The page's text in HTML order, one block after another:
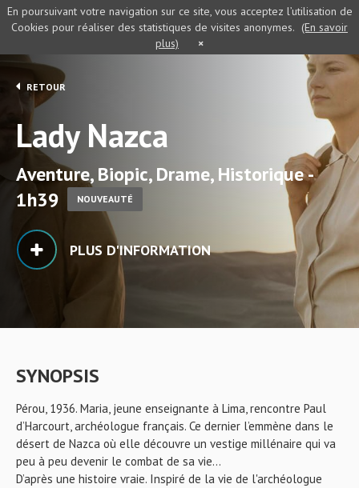
RETOUR
Lady Nazca
Aventure, Biopic, Drame, Historique -
1h39
NOUVEAUTÉ
PLUS D'INFORMATION
SYNOPSIS
Pérou, 1936. Maria, jeune enseignante à Lima, rencontre Paul
d’Harcourt, archéologue français. Ce dernier l’emmène dans le
désert de Nazca où elle découvre un vestige millénaire qui va
peu à peu devenir le combat de sa vie…
D’après une histoire vraie. Inspiré de la vie de l'archéologue
En poursuivant votre navigation sur ce site, vous acceptez l’utilisation de
Cookies pour réaliser des statistiques de visites anonymes. (En savoir
plus)
×